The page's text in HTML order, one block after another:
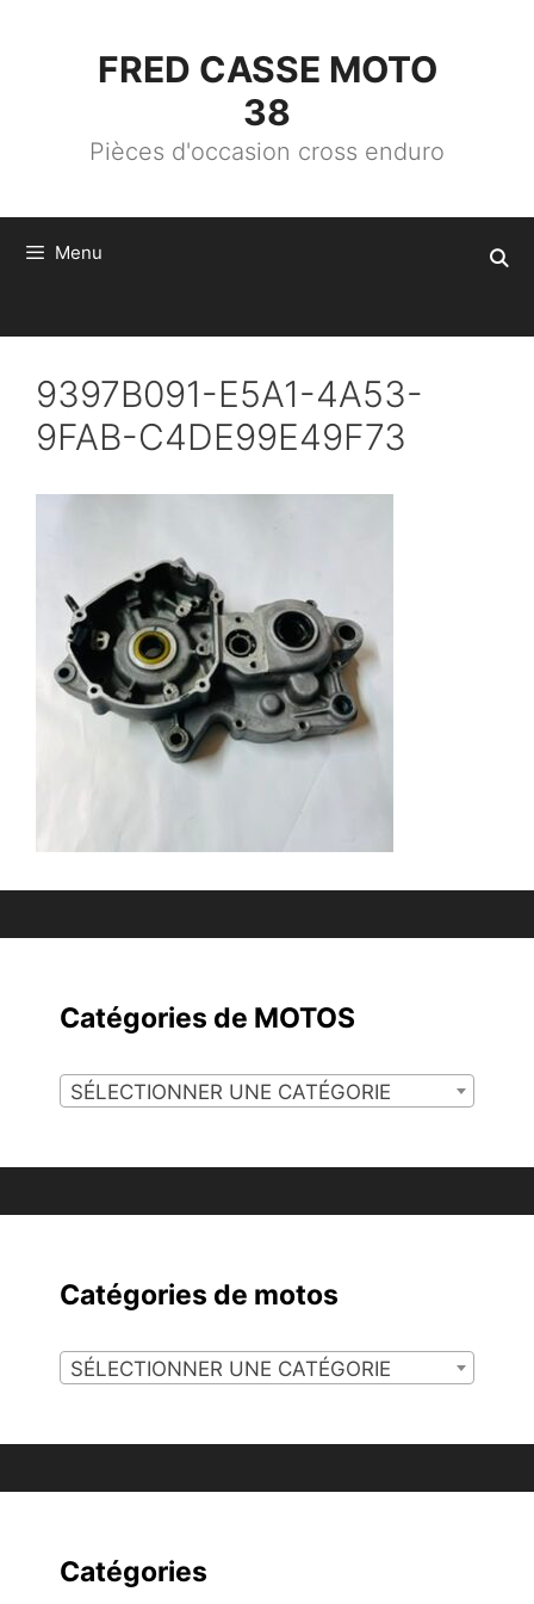
FRED CASSE MOTO
38
Pièces d'occasion cross enduro
Menu
9397B091-E5A1-4A53-
9FAB-C4DE99E49F73
Catégories de MOTOS
SÉLECTIONNER UNE CATÉGORIE
Catégories de motos
SÉLECTIONNER UNE CATÉGORIE
Catégories